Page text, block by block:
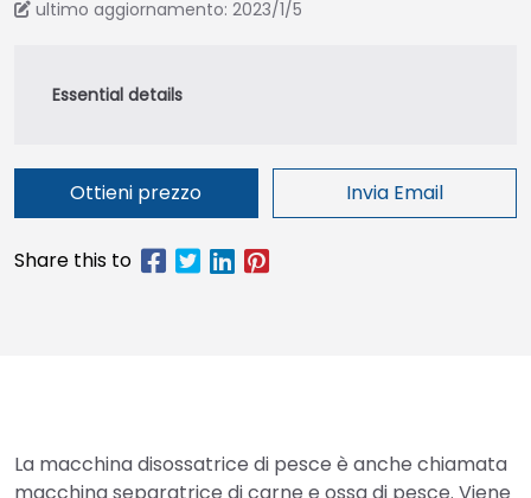
ultimo aggiornamento: 2023/1/5
Ottieni prezzo Invia Email
La macchina disossatrice di pesce è anche chiamata
macchina separatrice di carne e ossa di pesce. Viene